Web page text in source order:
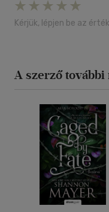
Kérjük, lépjen be az
A szerző további